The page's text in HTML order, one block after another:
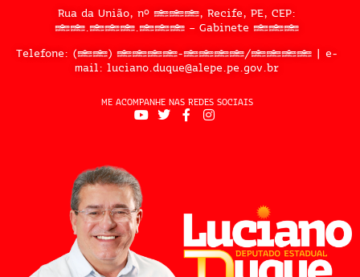
Rua da União, nº 397, Recife, PE, CEP:
50.050.909 – Gabinete 302
Telefone: (81) 3183-2467/2324 | e-
mail: luciano.duque@alepe.pe.gov.br
ME ACOMPANHE NAS REDES SOCIAIS